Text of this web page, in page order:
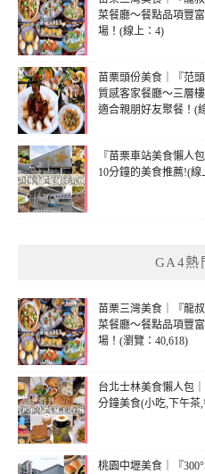
菜餐廳～餐點品項豐
場！(線上：4)
苗栗頭份美食｜『范
質感客家餐廳～三層
適合親朋好友聚餐！(
『苗栗車站美食懶人
10分鐘的美食推薦!(線
GA4熱
苗栗三灣美食｜『龍
菜餐廳～餐點品項豐
場！(瀏覽：40,618)
台北士林美食懶人包
分鐘美食(小吃,下午茶
桃園中壢美食｜『